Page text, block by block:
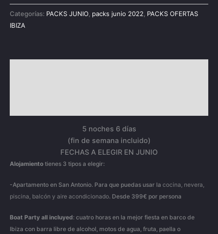
Categorías: PACKS JUNIO packs junio 2022 PACKS OFERTAS
IBIZA
5 noches 6 días
(fin de semana incluido)
FECHAS A ELEGIR EN JUNIO
Alojamiento tienes 3 tipos a elegir:
-Apartamento en San Antonio. Para que puedas usar la cocina, nevera,
piscina, balcón y aire acondicionado. Desde 399€ por persona
Boat Party all incluyed: cuatro horas en la mejor fiesta en barco de
Ibiza con barra libre de alcohol, motos de agua, fruta, paella o